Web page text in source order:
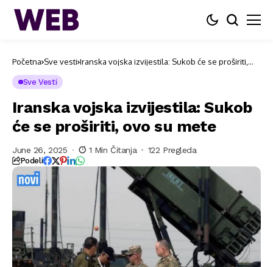
Početna Sve vesti Iranska vojska izvijestila: Sukob će se proširiti,
Sve Vesti
Iranska vojska izvijestila: Sukob
će se proširiti, ovo su mete
June 26, 2025 1 Min Čitanja 122 Pregleda
Podeli